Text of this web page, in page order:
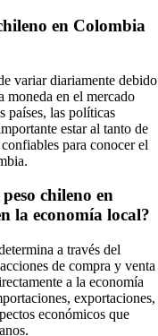
en Colombia
variar diariamente debido
moneda en el mercado
países, las políticas
estar al tanto de
para conocer el
chileno en
la economía local?
a través del
de compra y venta
a la economía
exportaciones,
económicos que